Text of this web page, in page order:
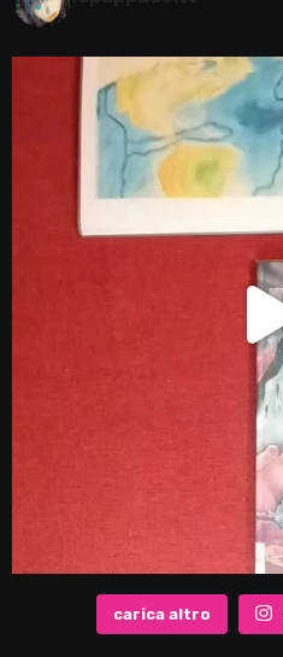
carica altro